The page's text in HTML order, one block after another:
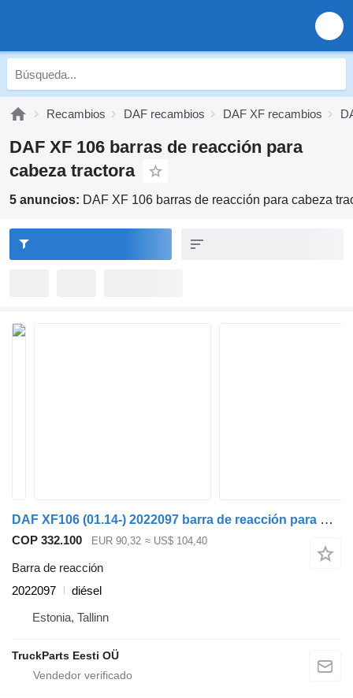
Recambios DAF recambios DAF XF recambios
DAF XF 106 barras de reacción para
cabeza tractora
5 anuncios: DAF XF 106 barras de reacción para cabeza
DAF XF106 (01.14-) 2022097 barra de reacción para DAF XF106 (2014-) cabeza tractora
COP 332.100 EUR 90,32 ≈ US$ 104,40
Barra de reacción
2022097
diésel
Estonia, Tallinn
TruckParts Eesti OÜ